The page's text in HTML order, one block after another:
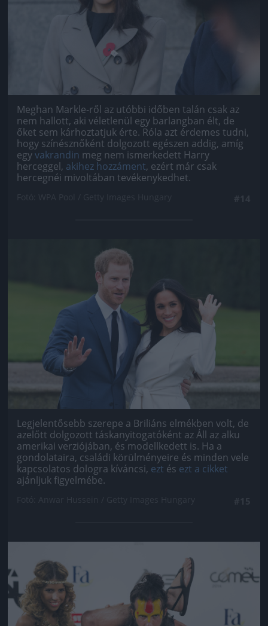
Meghan Markle-ről az utóbbi időben talán csak az
nem hallott, aki véletlenül egy barlangban élt, de
őket sem kárhoztatjuk érte. Róla azt érdemes tudni,
hogy színésznőként dolgozott egészen addig, amíg
egyvakrandin meg nem ismerkedett Harry
herceggel, akihez hozzáment, ezért már csak
hercegnéi mivoltában tevékenykedhet.
Jön még kép!
Legjelentősebb szerepe a Briliáns elmékben volt, de
azelőtt dolgozott táskanyitogatóként az Áll az alku
amerikai verziójában, és modellkedett is. Ha a
gondolataira, családi körülményeire és minden vele
kapcsolatos dologra kíváncsi, ezt és ezt a cikket
ajánljuk figyelmébe.